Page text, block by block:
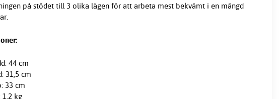
på stödet till 3 olika lägen för att arbeta mest bekvämt i en mängd
44 cm
31,5 cm
33 cm
1,2 kg